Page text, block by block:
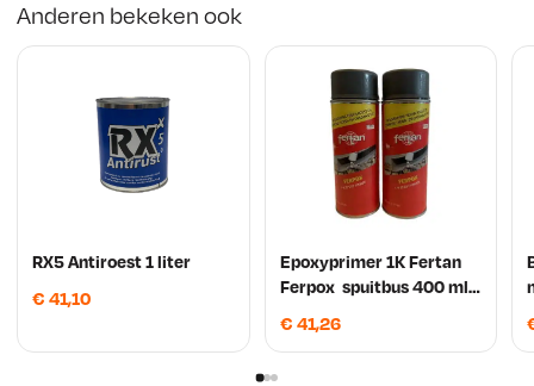
Anderen bekeken ook
RX5 Antiroest 1 liter
€ 41,10
Epoxyprimer 1K Fertan
Ferpox spuitbus 400 ml
€ 41,26